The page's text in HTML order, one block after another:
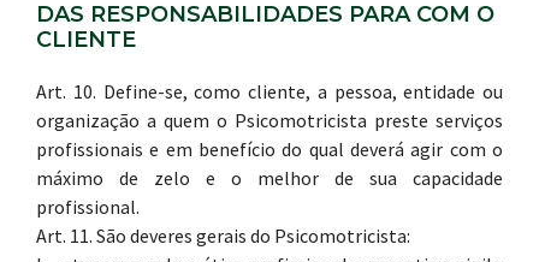
DAS RESPONSABILIDADES PARA COM O
CLIENTE
Art. 10. Define-se, como cliente, a pessoa, entidade ou
organização a quem o Psicomotricista preste serviços
profissionais e em benefício do qual deverá agir com o
máximo de zelo e o melhor de sua capacidade
profissional.
Art. 11. São deveres gerais do Psicomotricista: